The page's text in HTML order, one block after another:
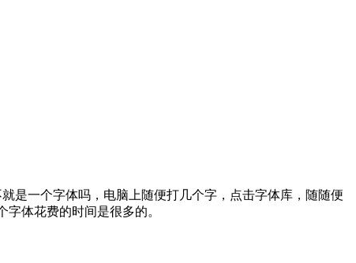
是一个字体吗，电脑上随便打几个字，点击字体库，随随便
体花费的时间是很多的。